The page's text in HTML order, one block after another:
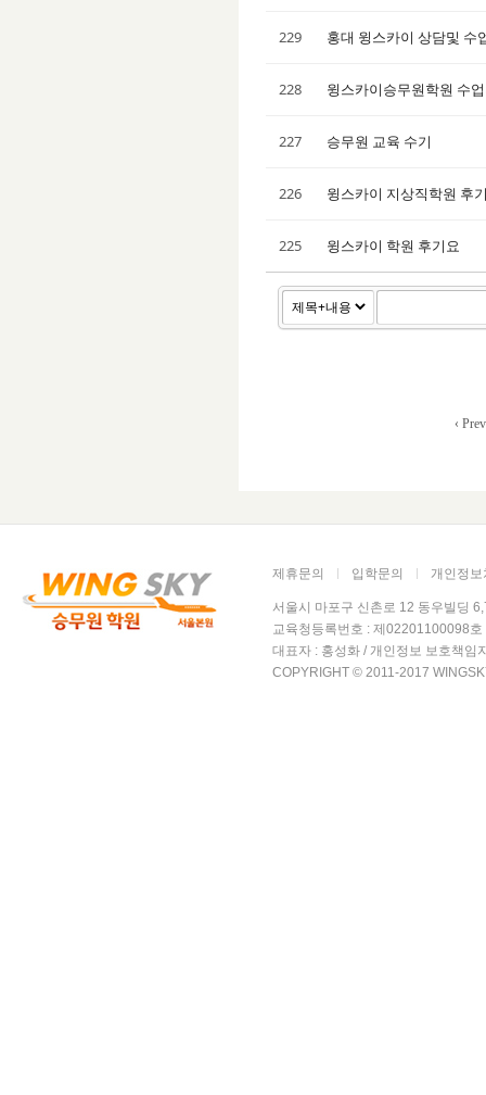
229 홍대 윙스카이 상담및 수
228 윙스카이승무원학원 수
227 승무원 교육 수기
226 윙스카이 지상직학원 후
225 윙스카이 학원 후기요
‹ Prev
제휴문의 입학문의 개인정보
서울시 마포구 신촌로 12 동우빌딩
교육청등록번호 : 제02201100098
대표자 : 홍성화 / 개인정보 보호책임
COPYRIGHT © 2011-2017